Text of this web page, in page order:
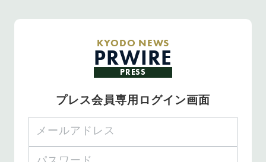
KYODO NEWS
PRWIRE
PRESS
プレス会員専用ログイン画面